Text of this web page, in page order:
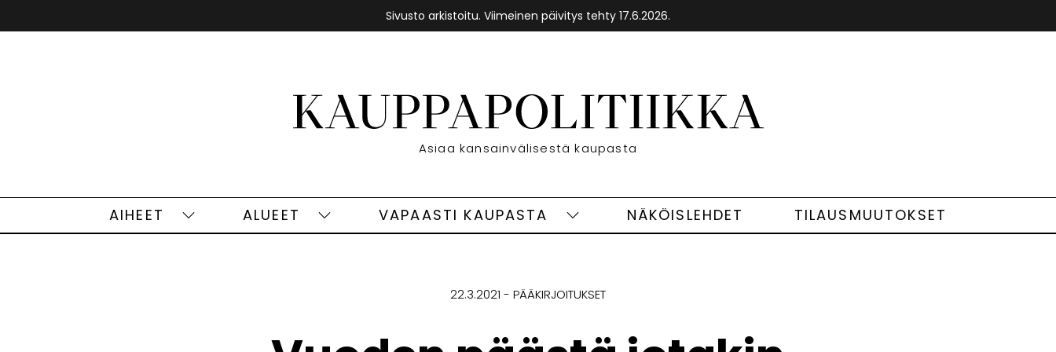
Sivusto arkistoitu. Viimeinen päivitys tehty 17.6.2026.
Etusivu
Asiaa kansainvälisestä kaupasta
AIHEET
Aiheet
ALUEET
Alueet
VAPAASTI KAUPASTA
VapaastiNÄKÖISLEHDET TILAUSMUUTOKSET
22.3.2021 PÄÄKIRJOITUKSET